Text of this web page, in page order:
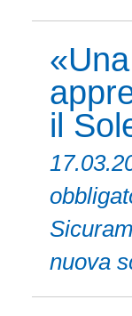
il
nuova